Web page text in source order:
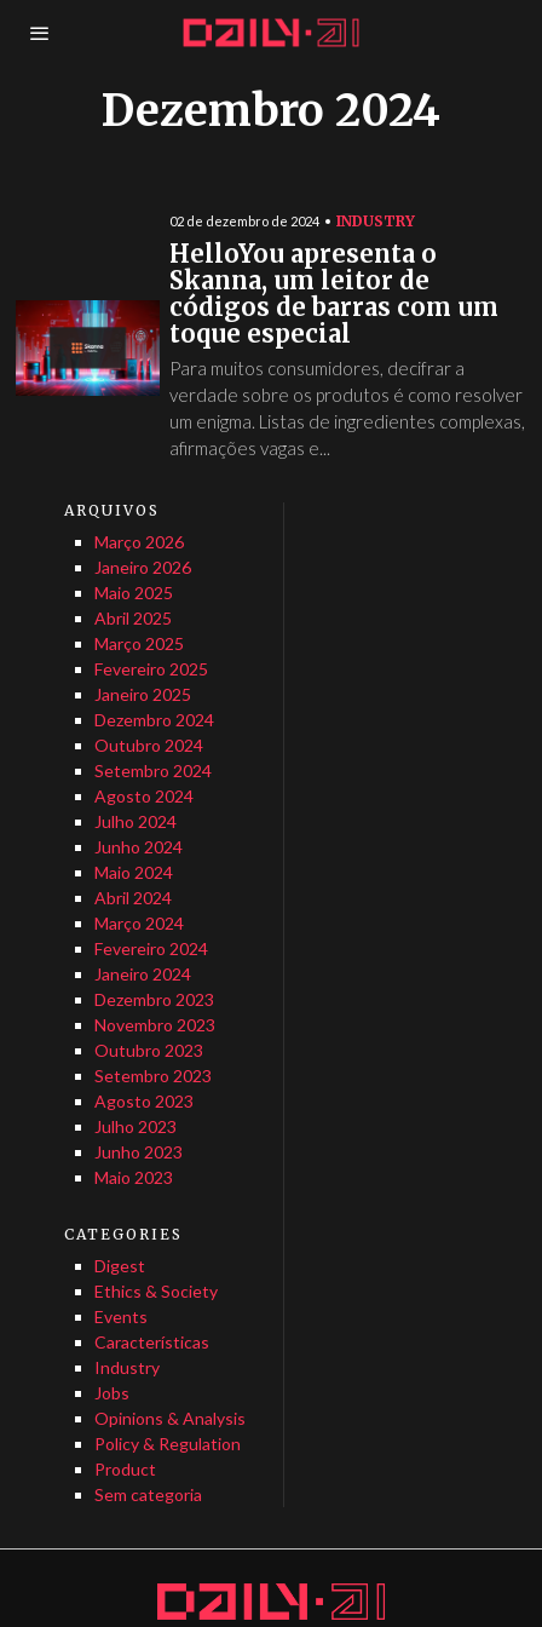
Dezembro 2024
02 de dezembro de 2024 INDUSTRY
HelloYou apresenta o
Skanna, um leitor de
códigos de barras com um
toque especial
Para muitos consumidores, decifrar a
verdade sobre os produtos é como resolver
um enigma. Listas de ingredientes complexas,
afirmações vagas e...
ARQUIVOS
Março 2026
Janeiro 2026
Maio 2025
Abril 2025
Março 2025
Fevereiro 2025
Janeiro 2025
Dezembro 2024
Outubro 2024
Setembro 2024
Agosto 2024
Julho 2024
Junho 2024
Maio 2024
Abril 2024
Março 2024
Fevereiro 2024
Janeiro 2024
Dezembro 2023
Novembro 2023
Outubro 2023
Setembro 2023
Agosto 2023
Julho 2023
Junho 2023
Maio 2023
CATEGORIES
Digest
Ethics & Society
Events
Características
Industry
Jobs
Opinions & Analysis
Policy & Regulation
Product
Sem categoria